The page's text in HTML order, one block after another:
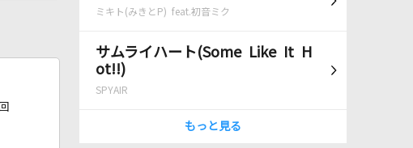
ミキト(みきとP) feat.初音ミク
サムライハート(Some Like It H
ot!!)
SPYAIR
もっと見る
回